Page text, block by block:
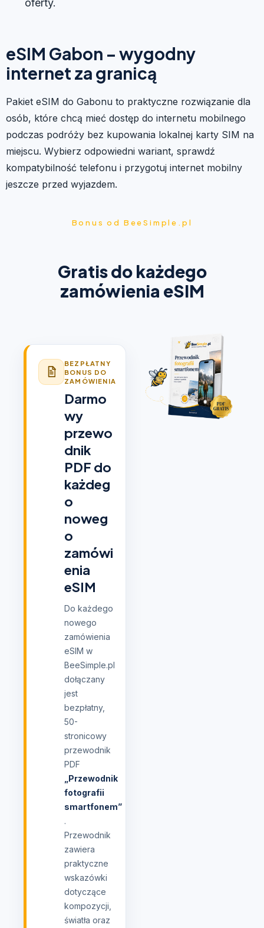
oferty.
eSIM Gabon – wygodny
internet za granicą
Pakiet eSIM do Gabonu to praktyczne rozwiązanie dla
osób, które chcą mieć dostęp do internetu mobilnego
podczas podróży bez kupowania lokalnej karty SIM na
miejscu. Wybierz odpowiedni wariant, sprawdź
kompatybilność telefonu i przygotuj internet mobilny
jeszcze przed wyjazdem.
Bonus od BeeSimple.pl
Gratis do każdego
zamówienia eSIM
BEZPŁATNY
BONUS DO
ZAMÓWIENIA
Darmo
wy
przewo
dnik
PDF do
każdeg
o
noweg
o
zamówi
enia
eSIM
Do każdego
nowego
zamówienia
eSIM w
BeeSimple.pl
dołączany
jest
bezpłatny,
50-
stronicowy
przewodnik
PDF
„Przewodnik
fotografii
smartfonem”
.
Przewodnik
zawiera
praktyczne
wskazówki
dotyczące
kompozycji,
światła oraz